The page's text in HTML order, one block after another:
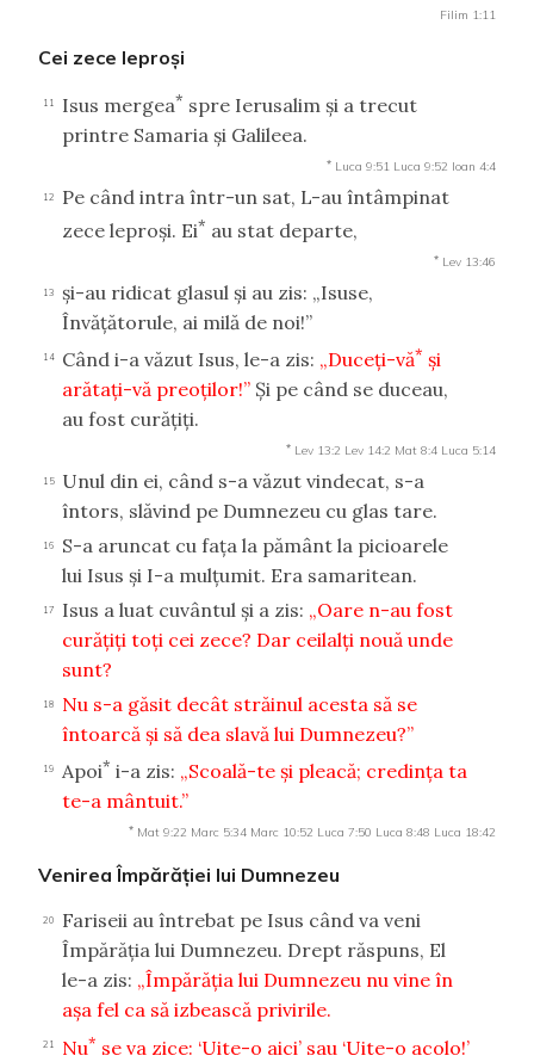
Filim 1:11
Cei zece leproşi
11 Isus mergea* spre Ierusalim şi a trecut
printre Samaria şi Galileea.
* Luca 9:51 Luca 9:52 Ioan 4:4
12
Pe când intra într-un sat, L-au întâmpinat
zece leproşi. Ei* au stat departe,
* Lev 13:46
13
şi-au ridicat glasul şi au zis: „Isuse,
Învăţătorule, ai milă de noi!”
14 Când i-a văzut Isus, le-a zis: „Duceţi-vă* şi
arătaţi-vă preoţilor!” Şi pe când se duceau,
au fost curăţiţi.
* Lev 13:2 Lev 14:2 Mat 8:4 Luca 5:14
15
Unul din ei, când s-a văzut vindecat, s-a
întors, slăvind pe Dumnezeu cu glas tare.
16
S-a aruncat cu faţa la pământ la picioarele
lui Isus şi I-a mulţumit. Era samaritean.
17 Isus a luat cuvântul şi a zis: „Oare n-au fost
curăţiţi toţi cei zece? Dar ceilalţi nouă unde
sunt?
18
Nu s-a găsit decât străinul acesta să se
întoarcă şi să dea slavă lui Dumnezeu?”
19 Apoi* i-a zis: „Scoală-te şi pleacă; credinţa ta
te-a mântuit.”
* Mat 9:22 Marc 5:34 Marc 10:52 Luca 7:50 Luca 8:48 Luca 18:42
Venirea Împărăţiei lui Dumnezeu
20
Fariseii au întrebat pe Isus când va veni
Împărăţia lui Dumnezeu. Drept răspuns, El
le-a zis: „Împărăţia lui Dumnezeu nu vine în
aşa fel ca să izbească privirile.
21 Nu* se va zice: ‘Uite-o aici’ sau ‘Uite-o acolo!’